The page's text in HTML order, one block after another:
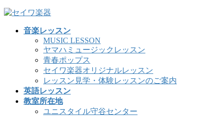
コ
ナ
音楽レッスン
MUSIC LESSON
ヤマハミュージックレッスン
青春ポップス
セイワ楽器オリジナルレッスン
レッスン見学・体験レッスンのご案内
英語レッスン
教室所在地
ユニスタイル守谷センター